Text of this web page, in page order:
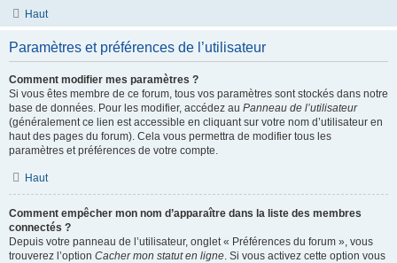
Haut
Paramètres et préférences de l’utilisateur
Comment modifier mes paramètres ?
Si vous êtes membre de ce forum, tous vos paramètres sont stockés dans notre
base de données. Pour les modifier, accédez au Panneau de l’utilisateur
(généralement ce lien est accessible en cliquant sur votre nom d’utilisateur en
haut des pages du forum). Cela vous permettra de modifier tous les
paramètres et préférences de votre compte.
Haut
Comment empêcher mon nom d’apparaître dans la liste des membres
connectés ?
Depuis votre panneau de l’utilisateur, onglet « Préférences du forum », vous
trouverez l’option Cacher mon statut en ligne. Si vous activez cette option vous